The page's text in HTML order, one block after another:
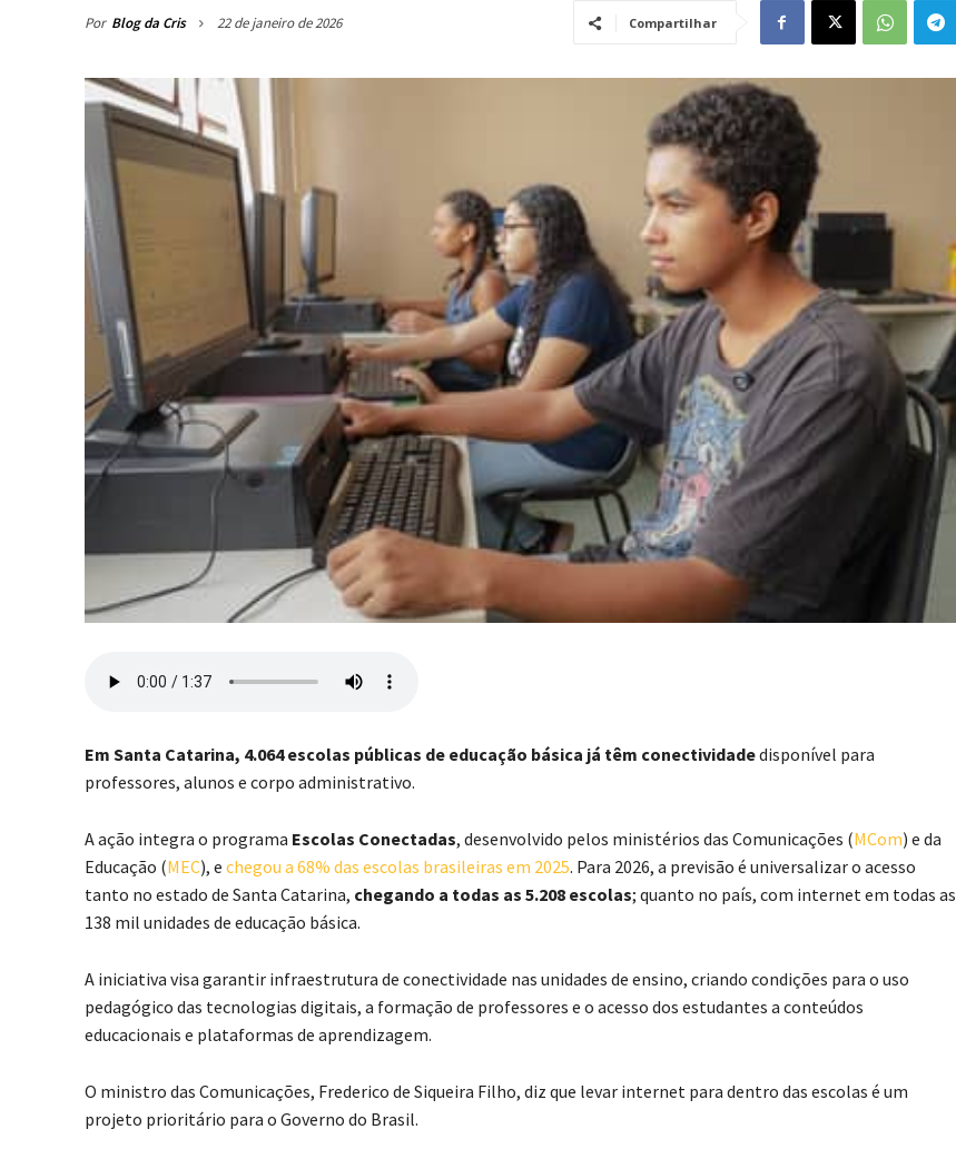
Por Blog da Cris 22 de janeiro de 2026 Compartilhar
Em Santa Catarina, 4.064 escolas públicas de educação básica já têm conectividadedisponível para
professores, alunos e corpo administrativo.
A ação integra o programa Escolas Conectadas, desenvolvido pelos ministérios das Comunicações (MCom) e da
Educação (MEC), e chegou a 68% das escolas brasileiras em 2025. Para 2026, a previsão é universalizar o acesso
tanto no estado de Santa Catarina, chegando a todas as 5.208 escolas; quanto no país, com internet em todas as
138 mil unidades de educação básica.
A iniciativa visa garantir infraestrutura de conectividade nas unidades de ensino, criando condições para o uso
pedagógico das tecnologias digitais, a formação de professores e o acesso dos estudantes a conteúdos
educacionais e plataformas de aprendizagem.
O ministro das Comunicações, Frederico de Siqueira Filho, diz que levar internet para dentro das escolas é um
projeto prioritário para o Governo do Brasil.